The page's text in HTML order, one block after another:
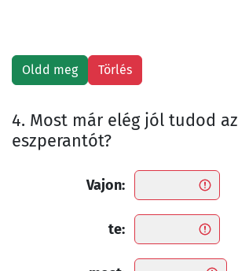
4. Most már elég jól tudod az
eszperantót?
Vajon:
te: